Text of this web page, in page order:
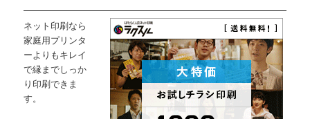
ネット印刷なら
家庭用プリンタ
ーよりもキレイ
で縁までしっか
り印刷できま
す。